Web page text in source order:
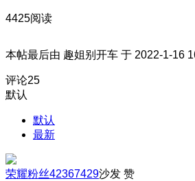
4425阅读
本帖最后由 趣姐别开车 于 2022-1-16
评论25
默认
默认
最新
荣耀粉丝42367429沙发 赞